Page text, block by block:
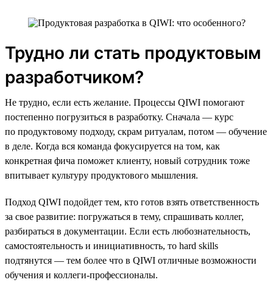
Трудно ли стать продуктовым
разработчиком?
Не трудно, если есть желание. Процессы QIWI помогают
постепенно погрузиться в разработку. Сначала — курс
по продуктовому подходу, скрам ритуалам, потом — обучение
в деле. Когда вся команда фокусируется на том, как
конкретная фича поможет клиенту, новый сотрудник тоже
впитывает культуру продуктового мышления.
Подход QIWI подойдет тем, кто готов взять ответственность
за свое развитие: погружаться в тему, спрашивать коллег,
разбираться в документации. Если есть любознательность,
самостоятельность и инициативность, то hard skills
подтянутся — тем более что в QIWI отличные возможности
обучения и коллеги-профессионалы.